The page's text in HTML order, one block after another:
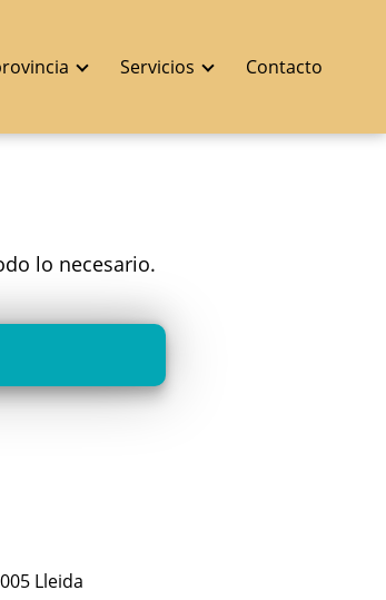
Servicios Contacto
lo necesario.
Lleida